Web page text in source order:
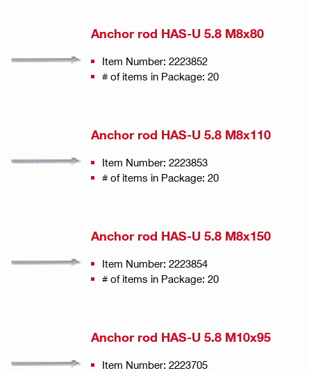
Anchor rod HAS-U 5.8 M8x80
Item Number: 2223852
# of items in Package: 20
Anchor rod HAS-U 5.8 M8x110
Item Number: 2223853
# of items in Package: 20
Anchor rod HAS-U 5.8 M8x150
Item Number: 2223854
# of items in Package: 20
Anchor rod HAS-U 5.8 M10x95
Item Number: 2223705